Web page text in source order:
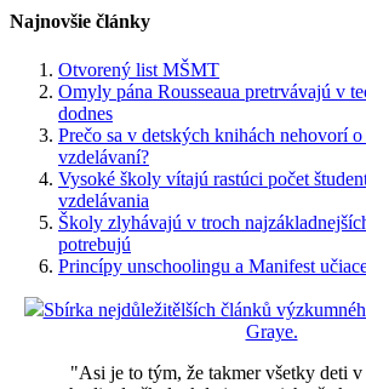
Najnovšie články
Otvorený list MŠMT
Omyly pána Rousseaua pretrvávajú v
dodnes
Prečo sa v detských knihách nehovorí
vzdelávaní?
Vysoké školy vítajú rastúci počet
vzdelávania
Školy zlyhávajú v troch
potrebujú
Princípy unschoolingu a Manifest
Sbírka nejdůležitělších článků
Graye.
"Asi je to tým, že takmer všetky deti v